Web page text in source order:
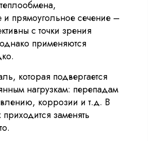
прямоугольное сечение –
с точки зрения
применяются
которая подвергается
нагрузкам: перепадам
коррозии и т.д. В
заменять